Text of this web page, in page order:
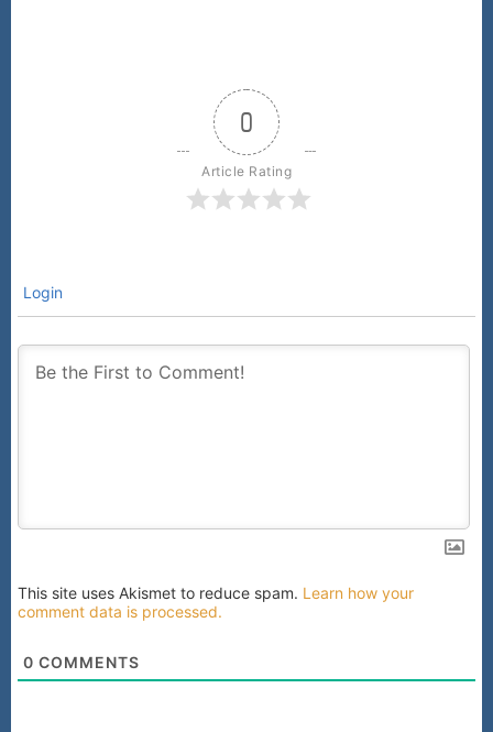
0
Article Rating
Login
This site uses Akismet to reduce spam. Learn how your
comment data is processed.
0 COMMENTS